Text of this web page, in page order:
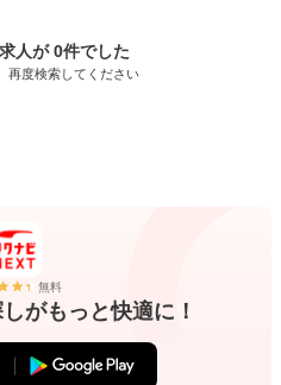
人が 0件でした
再度検索してください
無料
がもっと快適に！